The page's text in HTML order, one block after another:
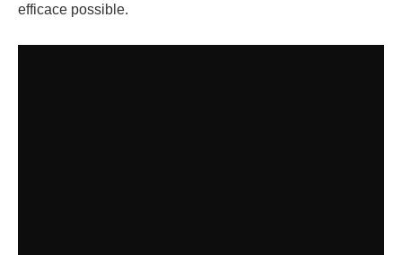
efficace possible.